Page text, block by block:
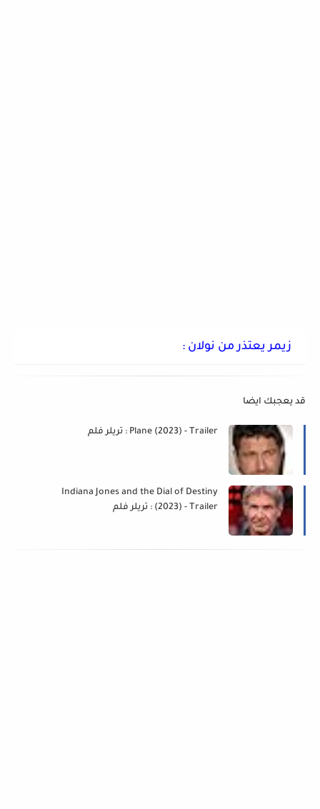
زيمر يعتذر من نولان :
قد يعجبك ايضا
Plane (2023) - Trailer : تريلر فلم
Indiana Jones and the Dial of Destiny
(2023) - Trailer : تريلر فلم